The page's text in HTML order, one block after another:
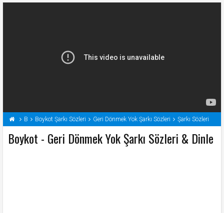
31 May
2025
B Boykot Şarkı Sözleri Geri Dönmek Yok Şarkı Sözleri Şarkı Sözleri
Boykot - Geri Dönmek Yok Şarkı Sözleri & Dinle